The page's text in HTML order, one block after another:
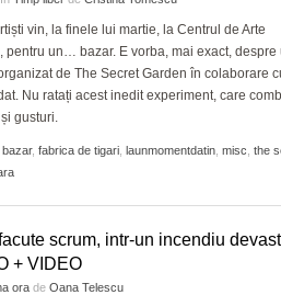
aeriană
de Ziua Timișoarei. Turnul de apă
e oficial, de vineri, obiectiv turistic și
destinat evenimentelor culturale/FOTO -
Ceauşescu a fost… “unicul
August 2026
Dominic Fritz denunţă un
adversar politic- 30 July 2026
Timiș. Mădălin Bunoiu se
“Județ”, alături cu Claudiu
dramatic în
Politehnica
Serie A, USD
ZIARISTU’ DE
TERASĂ
JOCURI ONLINE
vin, la finele lui martie, la Centrul de Arte
pentru un… bazar. E vorba, mai exact, despre
de The Secret Garden în colaborare
Nu ratați acest inedit experiment, care
gusturi.
bazar, fabrica de tigari launmomentdatin misc the
scrum, intr-un incendiu
+ VIDEO
ora de Oana Telescu